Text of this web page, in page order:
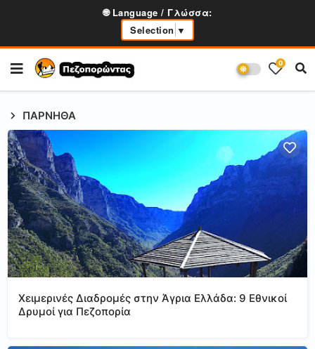
🌐 Language / Γλώσσα:
Selection ▼
0
ΠΑΡΝΗΘΑ
Χειμερινές Διαδρομές στην Άγρια Ελλάδα: 9 Εθνικοί
Δρυμοί για Πεζοπορία